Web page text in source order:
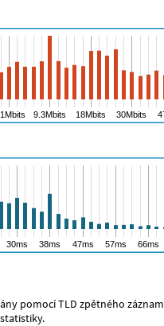
pomocí TLD zpětného